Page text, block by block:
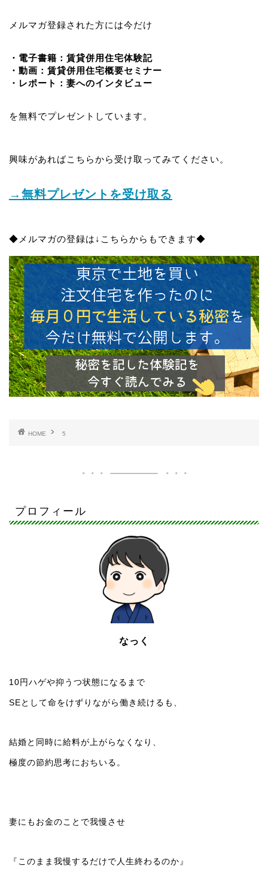
メルマガ登録された方には今だけ
・電子書籍：賃貸併用住宅体験記
・動画：賃貸併用住宅概要セミナー
・レポート：妻へのインタビュー
を無料でプレゼントしています。
興味があればこちらから受け取ってみてください。
→無料プレゼントを受け取る
◆メルマガの登録は↓こちらからもできます◆
HOME 5
プロフィール
なっく
10円ハゲや抑うつ状態になるまで
SEとして命をけずりながら働き続けるも、
結婚と同時に給料が上がらなくなり、
極度の節約思考におちいる。
妻にもお金のことで我慢させ
『このまま我慢するだけで人生終わるのか』